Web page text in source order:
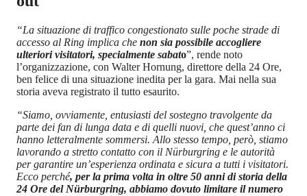
“La situazione di traffico congestionato sulle poche strade di
accesso al Ring implica che non sia possibile accogliere
ulteriori visitatori, specialmente sabato”, rende noto
l’organizzazione, con Walter Hornung, direttore della 24 Ore,
ben felice di una situazione inedita per la gara. Mai nella sua
storia aveva registrato il tutto esaurito.
“Siamo, ovviamente, entusiasti del sostegno travolgente da
parte dei fan di lunga data e di quelli nuovi, che quest’anno ci
hanno letteralmente sommersi. Allo stesso tempo, però, stiamo
lavorando a stretto contatto con il Nürburgring e le autorità
per garantire un’esperienza ordinata e sicura a tutti i visitatori.
Ecco perché, per la prima volta in oltre 50 anni di storia della
24 Ore del Nürburgring, abbiamo dovuto limitare il numero